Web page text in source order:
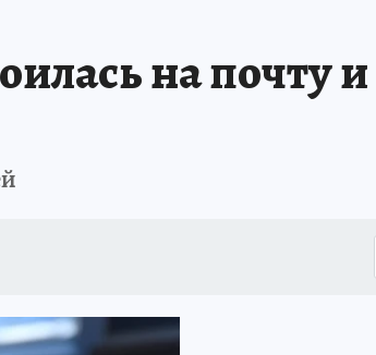
ИСПЫТАНО НА СЕБЕна почту и